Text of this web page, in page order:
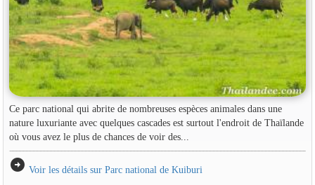
Ce parc national qui abrite de nombreuses espèces animales dans une
nature luxuriante avec quelques cascades est surtout l'endroit de Thaïlande
où vous avez le plus de chances de voir des...
arrow_circle_right Voir les détails sur Parc national de Kuiburi